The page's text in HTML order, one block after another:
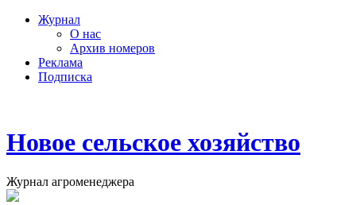
Журнал
О нас
Архив номеров
Реклама
Подписка
Новое сельское хозяйство
Журнал агроменеджера